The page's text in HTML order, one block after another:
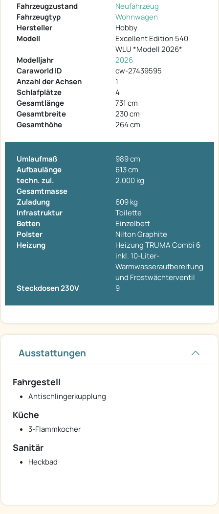
Fahrzeugzustand
Neufahrzeug
Fahrzeugtyp
Wohnwagen
Hersteller
Hobby
Modell
Excellent Edition 540
WLU *Modell 2026*
Modelljahr
2026
Caraworld ID
cw-27439595
Anzahl der Achsen
1
Schlafplätze
4
Gesamtlänge
731 cm
Gesamtbreite
230 cm
Gesamthöhe
264 cm
Umlaufmaß
989 cm
Aufbaulänge
613 cm
techn. zul.
Gesamtmasse
2.000 kg
Zuladung
609 kg
Infrastruktur
Toilette
Betten
Einzelbett
Polster
Nilton Graphite
Heizung
Heizung TRUMA Combi 6
inkl. 10-Liter-
Warmwasseraufbereitung
und Frostwächterventil
Steckdosen 230V
9
Ausstattungen
Fahrgestell
Antischlingerkupplung
Küche
3-Flammkocher
Sanitär
Heckbad